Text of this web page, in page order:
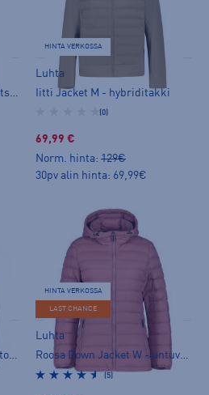
Iloniemi Jacket W D-fit - softshelltakki
HINTA VERKOSSA
Luhta
Iitti Jacket M - hybriditakki
(0)
69,99 €
Norm. hinta: 129€
30pv alin hinta: 69,99€
Vuomavaara Ski Jacket W - toppatakki
HINTA VERKOSSA
LAST CHANCE
Luhta
Roosa Down Jacket W - untuvatakki
(5)